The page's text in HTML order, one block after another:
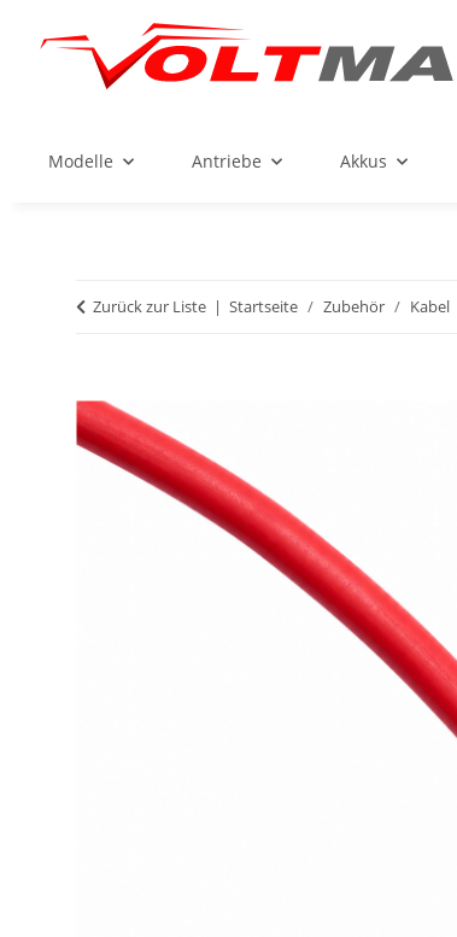
Modelle Antriebe Akkus
Zurück zur Liste Startseite Zubehör Kabel